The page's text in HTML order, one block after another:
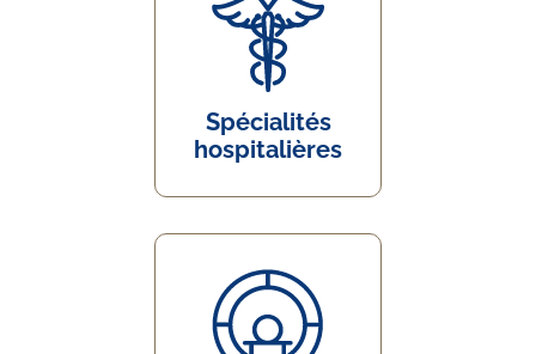
Spécialités
hospitalières